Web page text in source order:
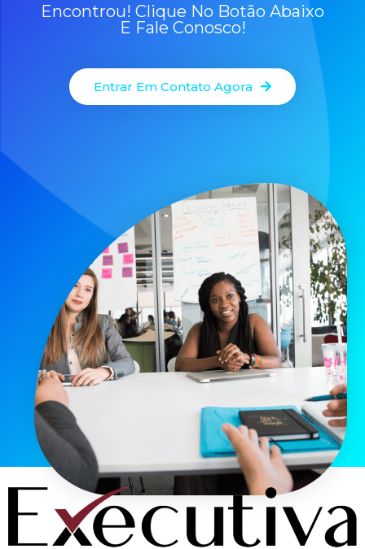
Encontrou! Clique No Botão Abaixo
E Fale Conosco!
Entrar Em Contato Agora